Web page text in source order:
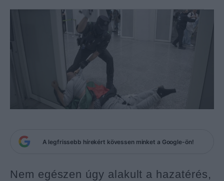
A legfrissebb hírekért kövessen minket a Google-ön!
Nem egészen úgy alakult a hazatérés,